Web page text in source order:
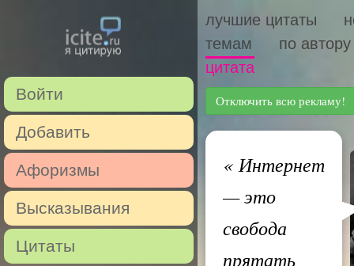
Войти
Добавить
Афоризмы
Высказывания
Цитаты
лучшие цитаты
темам
по автору
цитата
Отключить всю рекламу!
«Интернет
— это
свобода
прятать